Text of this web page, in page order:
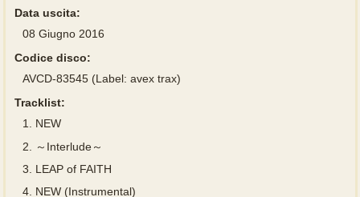
Data uscita:
08 Giugno 2016
Codice disco:
AVCD-83545 (Label: avex trax)
Tracklist:
1.
NEW
2.
～Interlude～
3.
LEAP of FAITH
4. NEW (Instrumental)